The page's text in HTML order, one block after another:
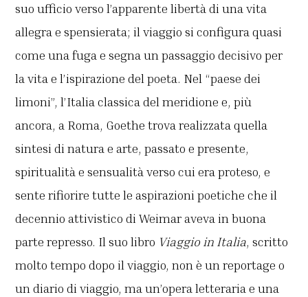
suo ufficio verso l’apparente libertà di una vita
allegra e spensierata; il viaggio si configura quasi
come una fuga e segna un passaggio decisivo per
la vita e l’ispirazione del poeta. Nel “paese dei
limoni”, l’Italia classica del meridione e, più
ancora, a Roma, Goethe trova realizzata quella
sintesi di natura e arte, passato e presente,
spiritualità e sensualità verso cui era proteso, e
sente rifiorire tutte le aspirazioni poetiche che il
decennio attivistico di Weimar aveva in buona
parte represso. Il suo libro Viaggio in Italia, scritto
molto tempo dopo il viaggio, non è un reportage o
un diario di viaggio, ma un’opera letteraria e una